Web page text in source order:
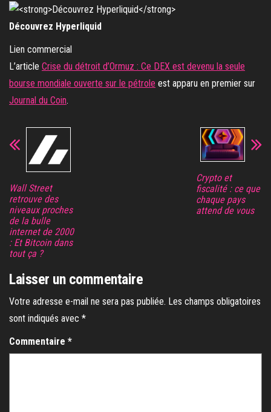
Découvrez Hyperliquid
Lien commercial
L’article Crise du détroit d’Ormuz : Ce DEX est devenu la seule
bourse mondiale ouverte sur le pétrole est apparu en premier sur
Journal du Coin.
Wall Street
retrouve des
niveaux proches
de la bulle
internet de 2000
: Et Bitcoin dans
tout ça ?
Crypto et
fiscalité : ce que
chaque pays
attend de vous
Laisser un commentaire
Votre adresse e-mail ne sera pas publiée. Les champs obligatoires
sont indiqués avec *
Commentaire *